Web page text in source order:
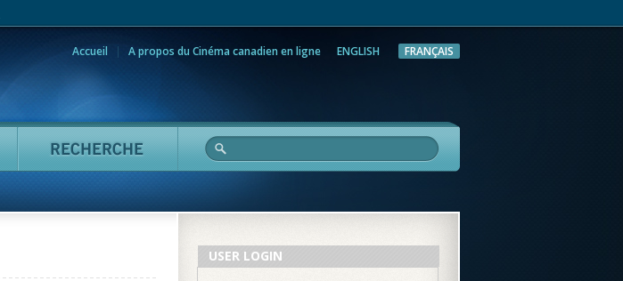
Accueil A propos du Cinéma canadien en ligne ENGLISH FRANÇAIS
Politiques Recherche
USER LOGIN